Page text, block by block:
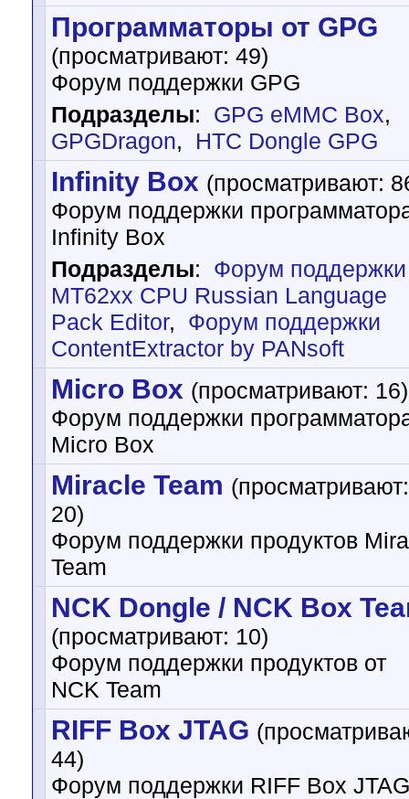
Программаторы от GPG
(просматривают: 49)
Форум поддержки GPG
Подразделы: GPG eMMC Box,
GPGDragon, HTC Dongle GPG
Infinity Box (просматривают:
Форум поддержки
Infinity Box
Подразделы:
Форум поддержки
MT62xx CPU Russian Language
Pack Editor,
Форум поддержки
ContentExtractor by PANsoft
Micro Box (просматривают: 16)
Форум поддержки
Micro Box
Miracle Team (просматривают:
20)
Форум поддержки продуктов
Team
NCK Dongle / NCK Box
(просматривают: 10)
Форум поддержки продуктов от
NCK Team
RIFF Box JTAG
44)
Форум поддержки RIFF Box JTAG